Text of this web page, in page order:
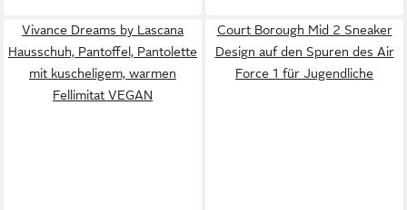
Vivance Dreams by Lascana
Hausschuh, Pantoffel, Pantolette
mit kuscheligem, warmen
Fellimitat VEGAN
Court Borough Mid 2 Sneaker
Design auf den Spuren des Air
Force 1 für Jugendliche